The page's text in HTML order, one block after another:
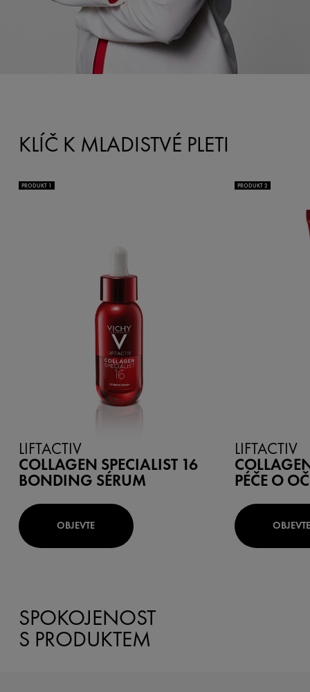
KLÍČ K MLADISTVÉ PLETI
PRODUKT 1
LIFTACTIV
COLLAGEN SPECIALIST 16
BONDING SÉRUM
OBJEVTE
PRODUKT 2
LIFTACTIV
PÉČE O
SPOKOJENOST
S PRODUKTEM